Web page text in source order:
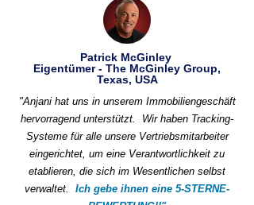
Patrick McGinley
Eigentümer - The McGinley Group,
Texas, USA
"Anjani hat uns in unserem Immobiliengeschäft
hervorragend unterstützt.
Wir haben Tracking-
Systeme für alle unsere Vertriebsmitarbeiter
eingerichtet, um eine Verantwortlichkeit zu
etablieren, die sich im Wesentlichen selbst
verwaltet.
Ich gebe ihnen eine 5-STERNE-